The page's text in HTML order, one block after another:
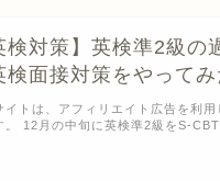
検対策】英検準2級
検面接対策をやってみ
トは、アフィリエイト広告を利用
。 12月の中旬に英検準2級をS-